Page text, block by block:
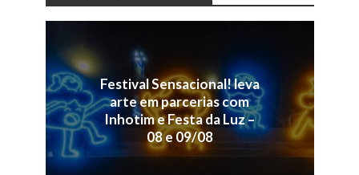
Festival Sensacional! leva
arte em parcerias com
Inhotim e Festa da Luz –
08 e 09/08